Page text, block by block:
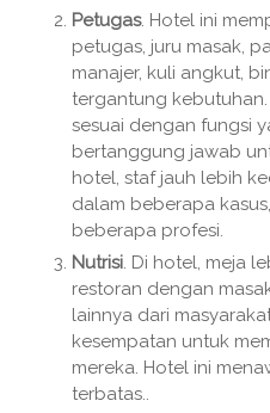
Petugas. Hotel ini
petugas, juru masak,
manajer, kuli angkut,
tergantung
sesuai dengan fungsi
bertanggung jawab
hotel, staf jauh lebih
dalam beberapa
beberapa profesi.
Nutrisi. Di hotel, meja
restoran dengan
lainnya dari
kesempatan untuk
mereka. Hotel ini
terbatas..